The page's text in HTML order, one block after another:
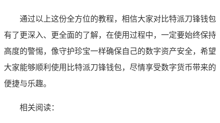
通过以上这份全方位的教程，相信大家对比特派刀锋钱包
有了更深入、更全面的了解，在使用过程中，一定要始终保持
高度的警惕，像守护珍宝一样确保自己的数字资产安全，希望
大家能够顺利使用比特派刀锋钱包，尽情享受数字货币带来的
便捷与乐趣。
相关阅读：